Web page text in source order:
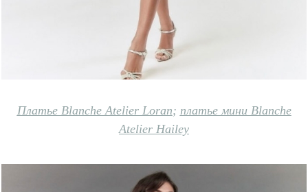
Платье Blanche Atelier Loran; платье мини Blanche
Atelier Hailey